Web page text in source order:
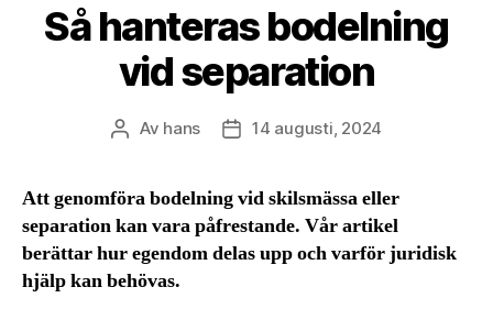
Så hanteras bodelning
vid separation
Inläggsförfattare
Av hans Inläggsdatum
14 augusti, 2024
Att genomföra bodelning vid skilsmässa eller
separation kan vara påfrestande. Vår artikel
berättar hur egendom delas upp och varför juridisk
hjälp kan behövas.